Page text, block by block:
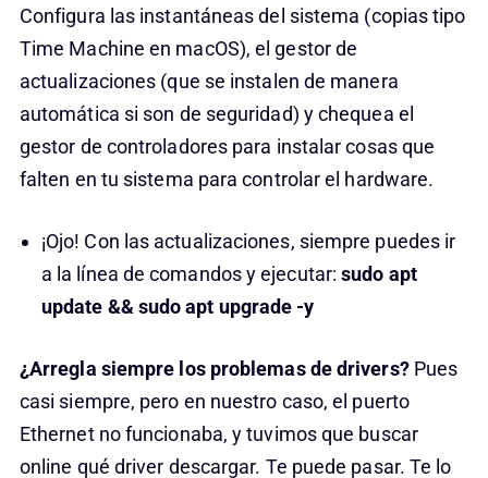
Configura las instantáneas del sistema (copias tipo
Time Machine en macOS), el gestor de
actualizaciones (que se instalen de manera
automática si son de seguridad) y chequea el
gestor de controladores para instalar cosas que
falten en tu sistema para controlar el hardware.
¡Ojo! Con las actualizaciones, siempre puedes ir
a la línea de comandos y ejecutar:sudo apt
update && sudo apt upgrade -y
¿Arregla siempre los problemas de drivers?Pues
casi siempre, pero en nuestro caso, el puerto
Ethernet no funcionaba, y tuvimos que buscar
online qué driver descargar. Te puede pasar. Te lo